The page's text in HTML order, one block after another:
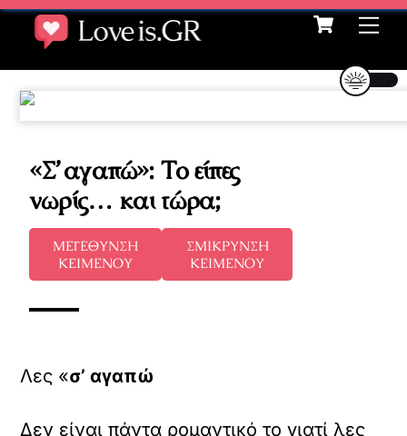
Skip
content
Cart
«Σ’ αγαπώ»: Το είπες
νωρίς… και τώρα;
ΜΕΓΕΘΥΝΣΗ
ΚΕΙΜΕΝΟΥ
ΣΜΙΚΡΥΝΣΗ
ΚΕΙΜΕΝΟΥ
Λες «σ’ αγαπώ
Δεν είναι πάντα ρομαντικό το γιατί λες